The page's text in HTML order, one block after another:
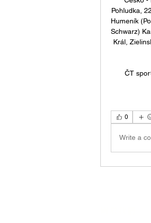
Pohludka,
Humeník
Schwarz)
Král,
ČT
0
Write a